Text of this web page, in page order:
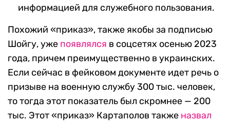
информацией для служебного пользования.
Похожий «приказ», также якобы за подписью
Шойгу, уже появлялся в соцсетях осенью 2023
года, причем преимущественно в украинских.
Если сейчас в фейковом документе идет речь о
призыве на военную службу 300 тыс. человек,
то тогда этот показатель был скромнее — 200
тыс. Этот «приказ» Картаполов также назвал